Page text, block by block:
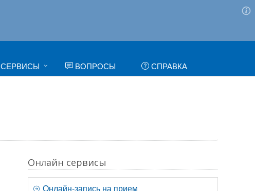
СЕРВИСЫ ВОПРОСЫ СПРАВКА
Онлайн сервисы
Онлайн-запись на прием